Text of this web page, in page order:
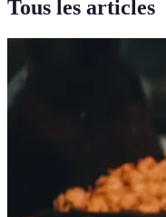
Tous les articles